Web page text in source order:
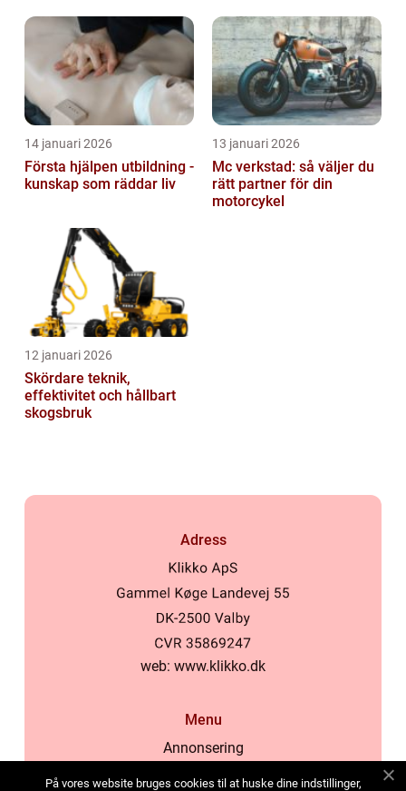
14 januari 2026
Första hjälpen utbildning -
kunskap som räddar liv
13 januari 2026
Mc verkstad: så väljer du
rätt partner för din
motorcykel
12 januari 2026
Skördare teknik,
effektivitet och hållbart
skogsbruk
Adress
web: www.klikko.dk
Menu
Annonsering
På vores website bruges cookies til at huske dine indstillinger,